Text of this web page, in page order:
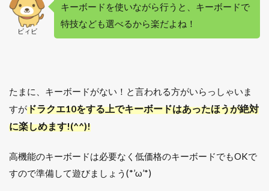
ビィビ
キーボードを使いながら行うと、キーボードで
特技なども選べるから楽だよね！
たまに、キーボードがない！と言われる方がいらっしゃいま
すがドラクエ10をする上でキーボードはあったほうが絶対
に楽しめます!(^^)!
高機能のキーボードは必要なく低価格のキーボードでもOKで
すので準備して遊びましょう(*’ω’*)